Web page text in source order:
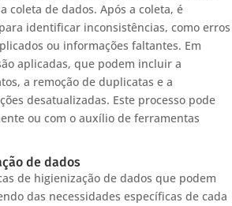
coleta de dados. Após a coleta, é
identificar inconsistências, como erros
ou informações faltantes. Em
aplicadas, que podem incluir a
a remoção de duplicatas e a
desatualizadas. Este processo pode
ou com o auxílio de ferramentas
de dados
de higienização de dados que podem
das necessidades específicas de cada